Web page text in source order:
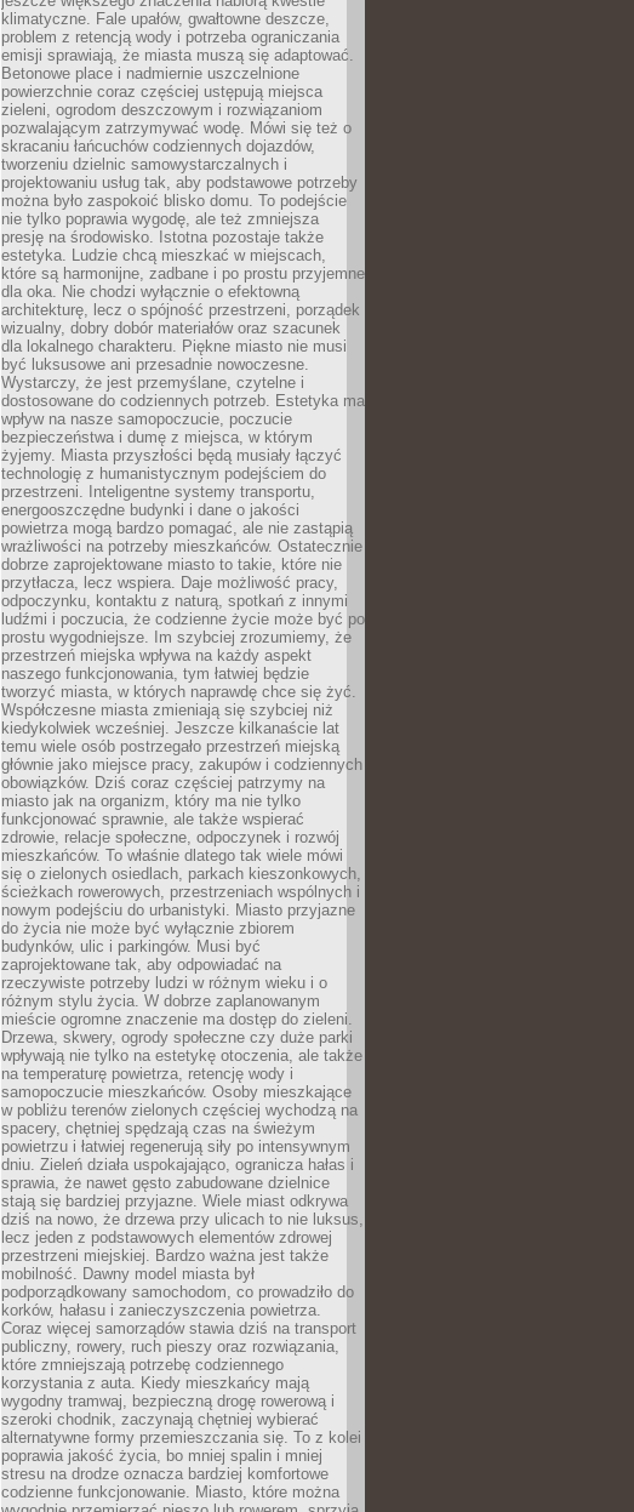
klimatyczne. Fale upałów, gwałtowne deszcze,
problem z retencją wody i potrzeba ograniczania
emisji sprawiają, że miasta muszą się adaptować.
Betonowe place i nadmiernie uszczelnione
powierzchnie coraz częściej ustępują miejsca
zieleni, ogrodom deszczowym i rozwiązaniom
pozwalającym zatrzymywać wodę. Mówi się też o
skracaniu łańcuchów codziennych dojazdów,
tworzeniu dzielnic samowystarczalnych i
projektowaniu usług tak, aby podstawowe potrzeby
można było zaspokoić blisko domu. To podejście
nie tylko poprawia wygodę, ale też zmniejsza
presję na środowisko. Istotna pozostaje także
estetyka. Ludzie chcą mieszkać w miejscach,
które są harmonijne, zadbane i po prostu przyjemne
dla oka. Nie chodzi wyłącznie o efektowną
architekturę, lecz o spójność przestrzeni, porządek
wizualny, dobry dobór materiałów oraz szacunek
dla lokalnego charakteru. Piękne miasto nie musi
być luksusowe ani przesadnie nowoczesne.
Wystarczy, że jest przemyślane, czytelne i
dostosowane do codziennych potrzeb. Estetyka ma
wpływ na nasze samopoczucie, poczucie
bezpieczeństwa i dumę z miejsca, w którym
żyjemy. Miasta przyszłości będą musiały łączyć
technologię z humanistycznym podejściem do
przestrzeni. Inteligentne systemy transportu,
energooszczędne budynki i dane o jakości
powietrza mogą bardzo pomagać, ale nie zastąpią
wrażliwości na potrzeby mieszkańców. Ostatecznie
dobrze zaprojektowane miasto to takie, które nie
przytłacza, lecz wspiera. Daje możliwość pracy,
odpoczynku, kontaktu z naturą, spotkań z innymi
ludźmi i poczucia, że codzienne życie może być po
prostu wygodniejsze. Im szybciej zrozumiemy, że
przestrzeń miejska wpływa na każdy aspekt
naszego funkcjonowania, tym łatwiej będzie
tworzyć miasta, w których naprawdę chce się żyć.
Współczesne miasta zmieniają się szybciej niż
kiedykolwiek wcześniej. Jeszcze kilkanaście lat
temu wiele osób postrzegało przestrzeń miejską
głównie jako miejsce pracy, zakupów i codziennych
obowiązków. Dziś coraz częściej patrzymy na
miasto jak na organizm, który ma nie tylko
funkcjonować sprawnie, ale także wspierać
zdrowie, relacje społeczne, odpoczynek i rozwój
mieszkańców. To właśnie dlatego tak wiele mówi
się o zielonych osiedlach, parkach kieszonkowych,
ścieżkach rowerowych, przestrzeniach wspólnych i
nowym podejściu do urbanistyki. Miasto przyjazne
do życia nie może być wyłącznie zbiorem
budynków, ulic i parkingów. Musi być
zaprojektowane tak, aby odpowiadać na
rzeczywiste potrzeby ludzi w różnym wieku i o
różnym stylu życia. W dobrze zaplanowanym
mieście ogromne znaczenie ma dostęp do zieleni.
Drzewa, skwery, ogrody społeczne czy duże parki
wpływają nie tylko na estetykę otoczenia, ale także
na temperaturę powietrza, retencję wody i
samopoczucie mieszkańców. Osoby mieszkające
w pobliżu terenów zielonych częściej wychodzą na
spacery, chętniej spędzają czas na świeżym
powietrzu i łatwiej regenerują siły po intensywnym
dniu. Zieleń działa uspokajająco, ogranicza hałas i
sprawia, że nawet gęsto zabudowane dzielnice
stają się bardziej przyjazne. Wiele miast odkrywa
dziś na nowo, że drzewa przy ulicach to nie luksus,
lecz jeden z podstawowych elementów zdrowej
przestrzeni miejskiej. Bardzo ważna jest także
mobilność. Dawny model miasta był
podporządkowany samochodom, co prowadziło do
korków, hałasu i zanieczyszczenia powietrza.
Coraz więcej samorządów stawia dziś na transport
publiczny, rowery, ruch pieszy oraz rozwiązania,
które zmniejszają potrzebę codziennego
korzystania z auta. Kiedy mieszkańcy mają
wygodny tramwaj, bezpieczną drogę rowerową i
szeroki chodnik, zaczynają chętniej wybierać
alternatywne formy przemieszczania się. To z kolei
poprawia jakość życia, bo mniej spalin i mniej
stresu na drodze oznacza bardziej komfortowe
codzienne funkcjonowanie. Miasto, które można